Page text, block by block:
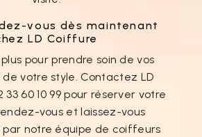
vous dès maintenant
LD Coiffure
pour prendre soin de vos
votre style. Contactez LD
60 10 99 pour réserver votre
vous et laissez-vous
par notre équipe de coiffeurs